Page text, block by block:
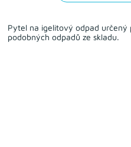
Pytel na igelitový odpad určený
podobných odpadů ze skladu.